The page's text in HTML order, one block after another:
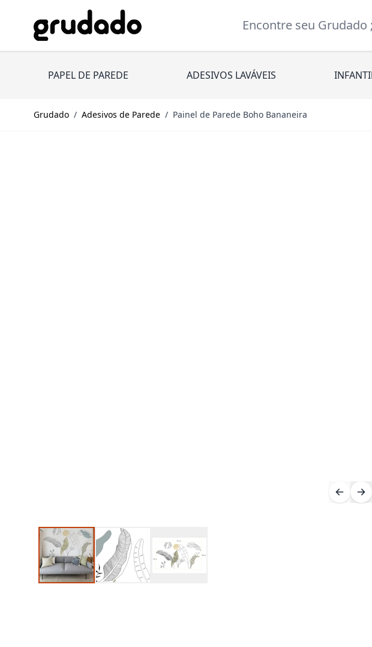
Pular para o conteúdo
Encontre seu Grudado ;)
PAPEL DE PAREDE ADESIVOS LAVÁVEIS
Grudado / Adesivos de Parede / Painel de Parede Boho Bananeira